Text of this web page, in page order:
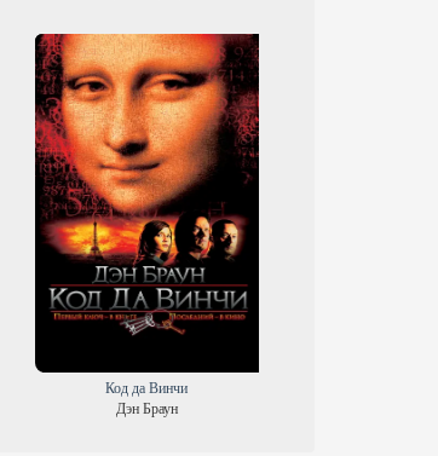
Завтра в тот же час
Эмма Страуб
Код да Винчи
Дэн Браун